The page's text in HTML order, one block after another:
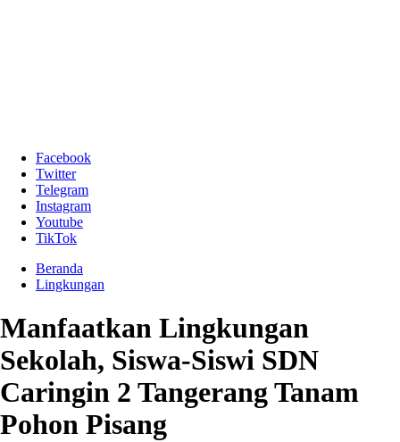
Facebook
Twitter
Telegram
Instagram
Youtube
TikTok
Beranda
Lingkungan
Manfaatkan Lingkungan
Sekolah, Siswa-Siswi SDN
Caringin 2 Tangerang Tanam
Pohon Pisang